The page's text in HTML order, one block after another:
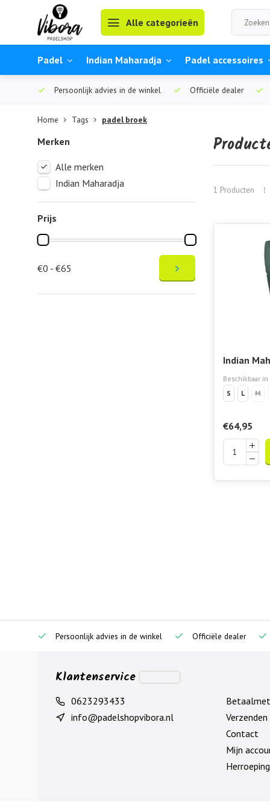
Alle categorieën
Padel Indian Maharadja Padel accessoires
Persoonlijk advies in de winkel Officiële dealer
Home Tags padel broek
Merken
Alle merken
Indian Maharadja
Prijs
€0 - €65
1 Producten
Indian
Women
Beschikbaar in
S
L M
€64,95
Persoonlijk advies in de winkel Officiële dealer
Klantenservice
0623293433
info@padelshopvibora.nl
Contact
Mijn